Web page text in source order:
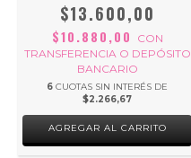
$13.600,00
$10.880,00
CON
TRANSFERENCIA O DEPÓSITO
BANCARIO
6 CUOTAS SIN INTERÉS DE
$2.266,67
AGREGAR AL CARRITO